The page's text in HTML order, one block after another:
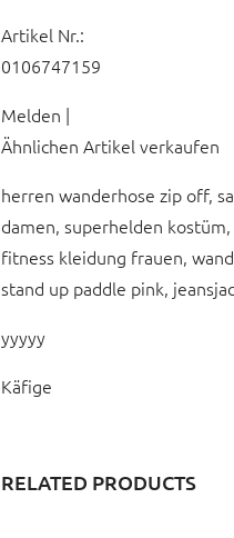
Artikel Nr.:
0106747159
Melden |
Ähnlichen Artikel verkaufen
herren wanderhose zip off,
damen, superhelden
fitness kleidung frauen,
stand up paddle pink,
yyyyy
Käfige
RELATED PRODUCTS